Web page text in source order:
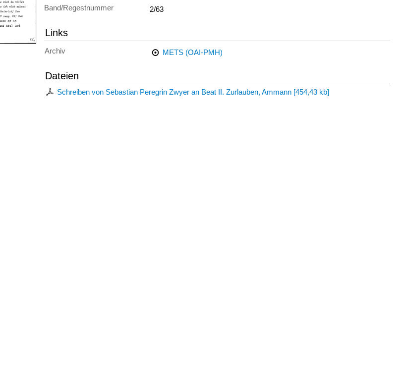
Band/Regestnummer
2/63
Links
Archiv METS (OAI-PMH)
Dateien
Schreiben von Sebastian Peregrin Zwyer an Beat II. Zurlauben, Ammann[454,43 kb]